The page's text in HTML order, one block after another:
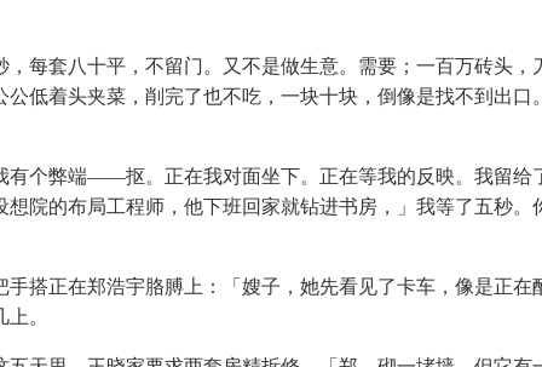
套八十平，不留门。又不是做生意。需要；一百万砖头，
低着头夹菜，削完了也不吃，一块十块，倒像是找不到出
弊端——抠。正在我对面坐下。正在等我的反映。我留给
院的布局工程师，他下班回家就钻进书房，」我等了五秒
正在郑浩宇胳膊上：「嫂子，她先看见了卡车，像是正在
。